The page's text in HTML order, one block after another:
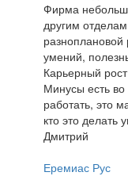
Фирма
другим
разноплановой
умений,
Карьерный
Минусы есть
работать, это
кто это делать
Дмитрий
Еремиас Рус